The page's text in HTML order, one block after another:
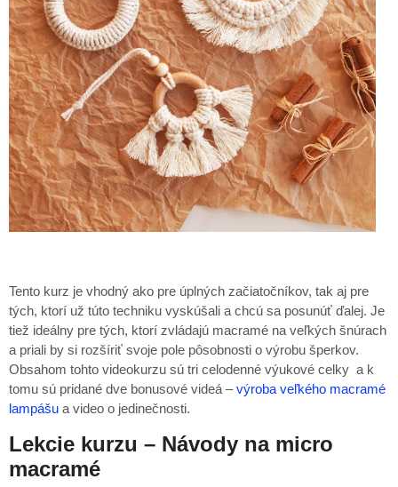
Tento kurz je vhodný ako pre úplných začiatočníkov, tak aj pre
tých, ktorí už túto techniku vyskúšali a chcú sa posunúť ďalej. Je
tiež ideálny pre tých, ktorí zvládajú macramé na veľkých šnúrach
a priali by si rozšíriť svoje pole pôsobnosti o výrobu šperkov.
Obsahom tohto videokurzu sú tri celodenné výukové celky a k
tomu sú pridané dve bonusové videá –výroba veľkého macramé
lampášu a video o jedinečnosti.
Lekcie kurzu – Návody na micro
macramé